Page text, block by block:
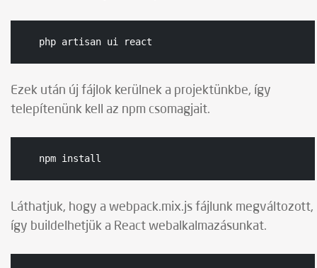
php artisan ui react
Ezek után új fájlok kerülnek a projektünkbe, így
telepítenünk kell az npm csomagjait.
npm install
Láthatjuk, hogy a webpack.mix.js fájlunk megváltozott,
így buildelhetjük a React webalkalmazásunkat.